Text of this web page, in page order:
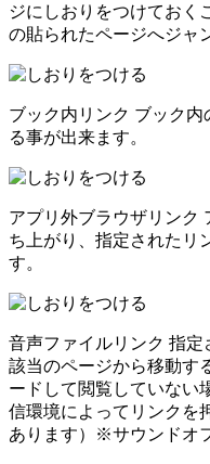
ジにしおりをつけておく
の貼られたページへジャ
ブック内リンク ブック内
る事が出来ます。
アプリ外ブラウザリンク
ち上がり、指定されたリ
す。
音声ファイルリンク 指定
該当のページから移動す
ードして閲覧していない
信環境によってリンクを
あります）※サウンドオ